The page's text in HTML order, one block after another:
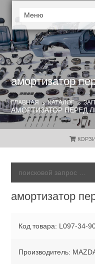
амортизатор
ГЛАВНАЯ КАТАЛОГ
АМОРТИЗАТОР ПЕРЕД
амортизатор
Код товара: L097-34-
Производитель: